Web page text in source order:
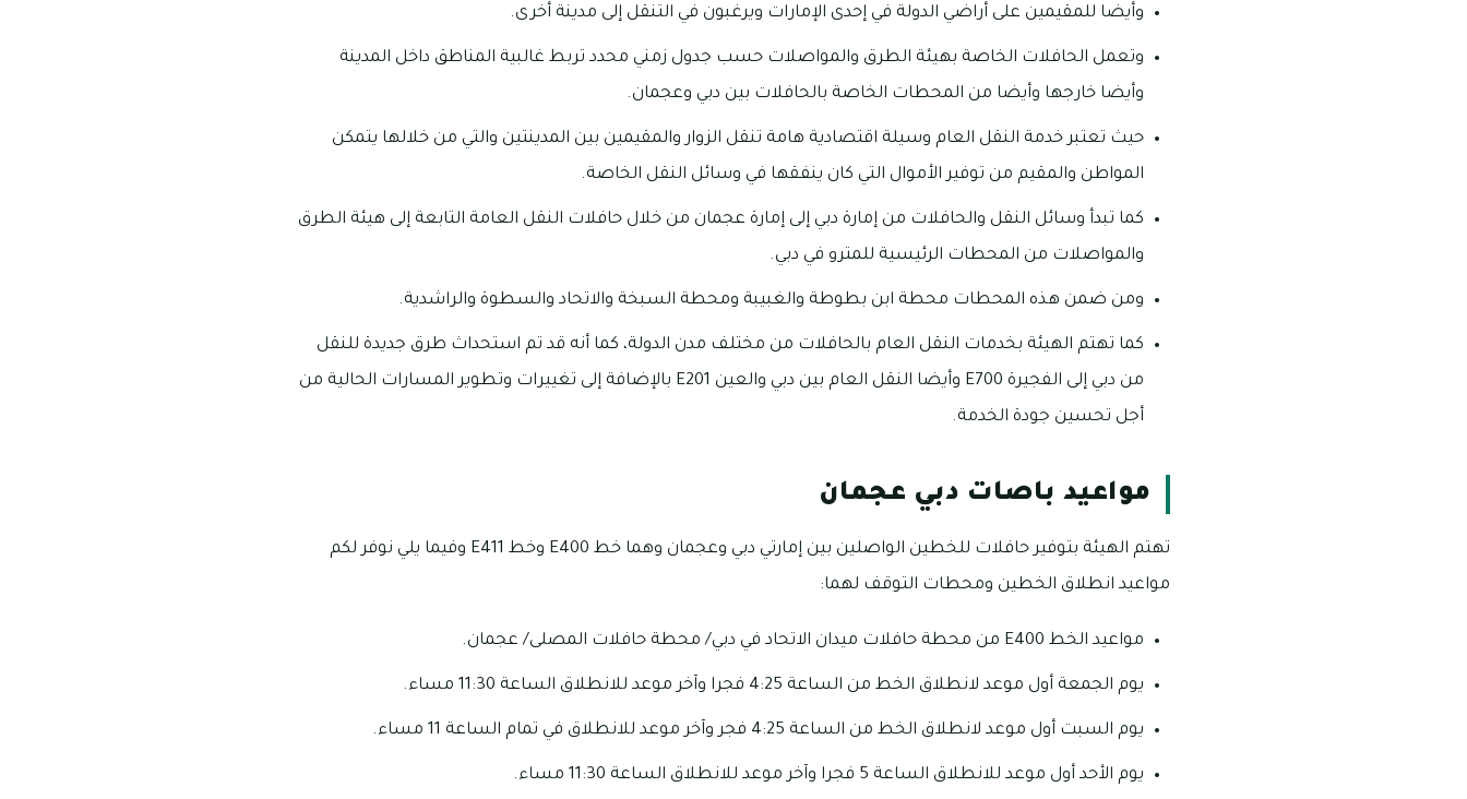
وأيضا للمقيمين على أراضي الدولة في إحدى الإمارات ويرغبون في التنقل إلى مدينة أخرى.
وتعمل الحافلات الخاصة بهيئة الطرق والمواصلات حسب جدول زمني محدد تربط غالبية المناطق داخل المدينة
وأيضا خارجها وأيضا من المحطات الخاصة بالحافلات بين دبي وعجمان.
حيث تعتبر خدمة النقل العام وسيلة اقتصادية هامة تنقل الزوار والمقيمين بين المدينتين والتي من خلالها يتمكن
المواطن والمقيم من توفير الأموال التي كان ينفقها في وسائل النقل الخاصة.
كما تبدأ وسائل النقل والحافلات من إمارة دبي إلى إمارة عجمان من خلال حافلات النقل العامة التابعة إلى هيئة الطرق
والمواصلات من المحطات الرئيسية للمترو في دبي.
ومن ضمن هذه المحطات محطة ابن بطوطة والغبيبة ومحطة السبخة والاتحاد والسطوة والراشدية.
كما تهتم الهيئة بخدمات النقل العام بالحافلات من مختلف مدن الدولة، كما أنه قد تم استحداث طرق جديدة للنقل
من دبي إلى الفجيرة E700 وأيضا النقل العام بين دبي والعين E201 بالإضافة إلى تغييرات وتطوير المسارات الحالية من
أجل تحسين جودة الخدمة.
مواعيد باصات دبي عجمان
تهتم الهيئة بتوفير حافلات للخطين الواصلين بين إمارتي دبي وعجمان وهما خط E400 وخط E411 وفيما يلي نوفر لكم
مواعيد انطلاق الخطين ومحطات التوقف لهما:
مواعيد الخط E400 من محطة حافلات ميدان الاتحاد في دبي/ محطة حافلات المصلى/ عجمان.
يوم الجمعة أول موعد لانطلاق الخط من الساعة 4:25 فجرا وآخر موعد للانطلاق الساعة 11:30 مساء.
يوم السبت أول موعد لانطلاق الخط من الساعة 4:25 فجر وآخر موعد للانطلاق في تمام الساعة 11 مساء.
يوم الأحد أول موعد للانطلاق الساعة 5 فجرا وآخر موعد للانطلاق الساعة 11:30 مساء.